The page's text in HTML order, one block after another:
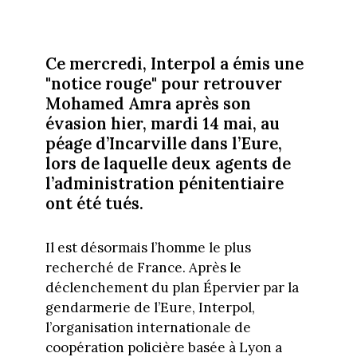
Ce mercredi, Interpol a émis une
"notice rouge" pour retrouver
Mohamed Amra après son
évasion hier, mardi 14 mai, au
péage d’Incarville dans l’Eure,
lors de laquelle deux agents de
l’administration pénitentiaire
ont été tués.
Il est désormais l’homme le plus
recherché de France. Après le
déclenchement du plan Épervier par la
gendarmerie de l’Eure, Interpol,
l’organisation internationale de
coopération policière basée à Lyon a